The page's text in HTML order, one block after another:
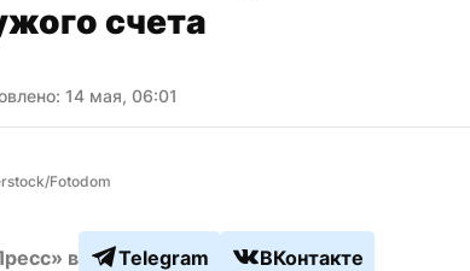
счета
14 мая, 06:01
Fotodom
в Telegram ВКонтакте